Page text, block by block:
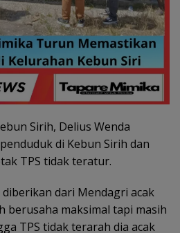
Sirih, Delius Wenda
di Kebun Sirih dan
TPS tidak teratur.
diberikan dari Mendagri acak
berusaha maksimal tapi masih
TPS tidak terarah dia acak